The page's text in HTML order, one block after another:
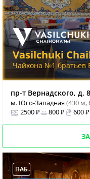
Vasilchuki
Чайхона №1 братьев
пр-т Вернадского, д.
м. Юго-Западная(430 м,
2500 ₽
800 ₽ 600 ₽
ПАБ